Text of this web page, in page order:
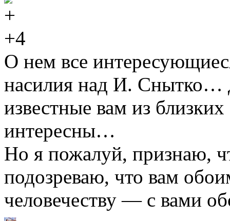
+4
О нем все
насилия над И. Снытко…
известные вам из
интересны…
Но я пожалуй, признаю,
подозреваю, что вам
человечеству — с вами